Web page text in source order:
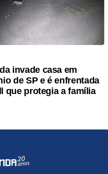
invade casa em
de SP e é enfrentada
que protegia a família